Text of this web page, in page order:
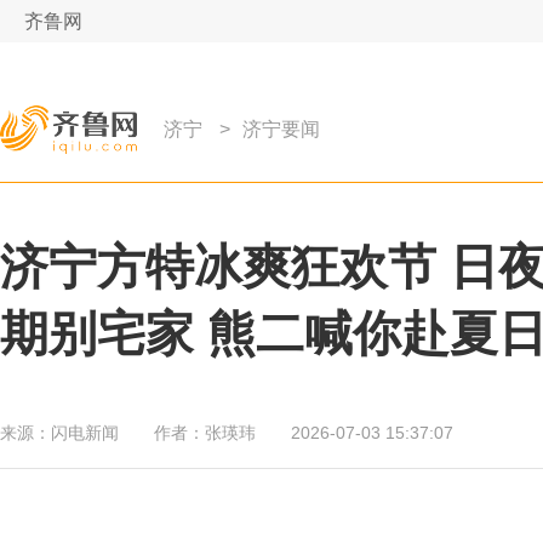
齐鲁网
济宁 > 济宁要闻
济宁方特冰爽狂欢节 日
期别宅家 熊二喊你赴夏
来源： 闪电新闻 作者： 张瑛玮 2026-07-03 15:37:07